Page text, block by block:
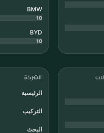
BMW
10
BYD
10
الشركة
الرئيسية
التركيب
البحث